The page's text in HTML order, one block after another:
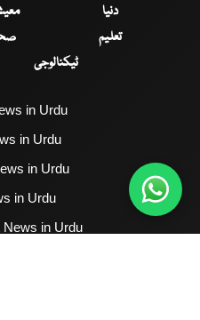
دنیا
تعلیم
ٹیکنالوجی
in Urdu
in Urdu
in Urdu
in Urdu
News in Urdu